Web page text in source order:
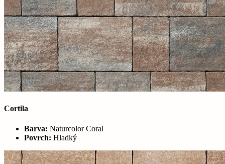
Cortila
Barva: Naturcolor Coral
Povrch: Hladký